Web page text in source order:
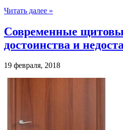
Читать далее »
Современные
достоинства и
19 февраля, 2018